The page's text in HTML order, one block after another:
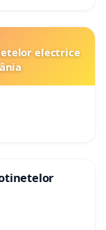
electrice